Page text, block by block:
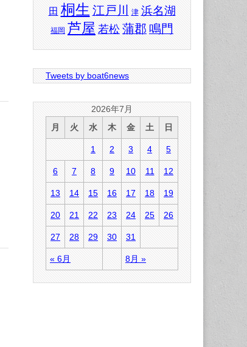
田 桐生 江戸川 津 浜名湖
福岡 芦屋 若松 蒲郡 鳴門
Tweets by boat6news
2026年7月
月
火 水 木 金 土 日
« 6月 8月 »
1 2 3 4 5
6 7 8 9 10 11 12
13 14 15 16 17 18 19
20 21 22 23 24 25 26
27 28 29 30 31